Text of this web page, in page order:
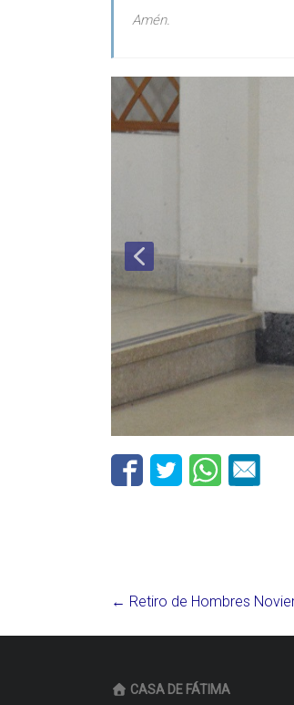
Amén.
← Retiro de Hombres
CASA DE FÁTIMA